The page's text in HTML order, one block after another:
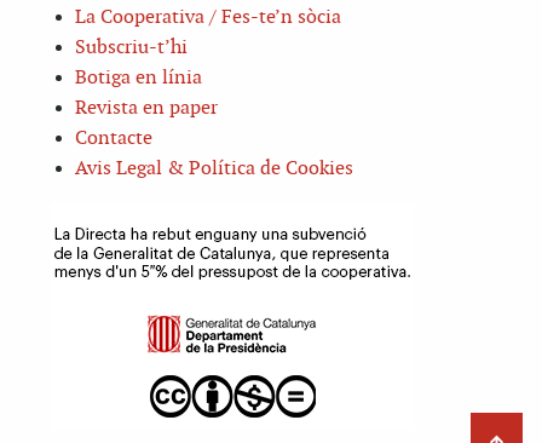
La Cooperativa / Fes-te’n sòcia
Subscriu-t’hi
Botiga en línia
Revista en paper
Contacte
Avis Legal & Política de Cookies